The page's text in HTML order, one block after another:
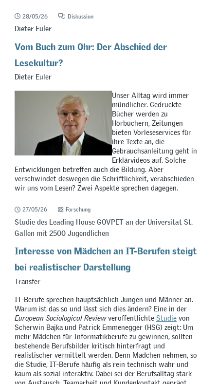
28/05/26 Diskussion
Dieter Euler
Vom Buch zum Ohr: Der Abschied der
Lesekultur?
Dieter Euler
Unser Alltag wird immer
mündlicher. Gedruckte
Bücher werden zu
Hörbüchern, Zeitungen
bieten Vorleseservices für
ihre Texte an, die
Gebrauchsanleitung geht in
Erklärvideos auf. Solche
Entwicklungen betreffen auch die Bildung. Aber
verschwindet deswegen die Schriftlichkeit, verabschieden
wir uns vom Lesen? Zwei Aspekte sprechen dagegen.
27/05/26 Forschung
Studie des Leading House GOVPET an der Universität St.
Gallen mit 2500 Jugendlichen
Interesse von Mädchen an IT-Berufen steigt
bei realistischer Darstellung
Transfer
IT-Berufe sprechen hauptsächlich Jungen und Männer an.
Warum ist das so und lässt sich dies ändern? Eine in der
European Sociological Reviewveröffentlichte Studie von
Scherwin Bajka und Patrick Emmenegger (HSG) zeigt: Um
mehr Mädchen für Informatikberufe zu gewinnen, sollten
bestehende Berufsbilder kritisch hinterfragt und
realistischer vermittelt werden. Denn Mädchen nehmen, so
die Studie, IT-Berufe häufig als rein technisch wahr und
kaum als sozial interaktiv. Dabei sei der Berufsalltag stark